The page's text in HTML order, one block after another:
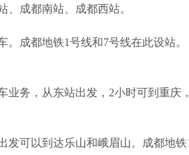
成都南站、成都西站。
成都地铁1号线和7号线在此设站。
务，从东站出发，2小时可到重庆
可以到达乐山和峨眉山。成都地铁